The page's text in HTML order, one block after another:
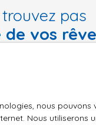
pas
vos
nous pouvons
Nous utiliserons